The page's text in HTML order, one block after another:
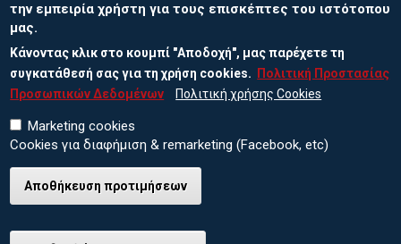
ΕΓΓΡΑΦΗ ΣΤΟ ΕΝΗΜΕΡΩΤΙΚΟ ΔΕΛΤΙΟ
Μείνετε ενημερωμένοι για τις νέες εκδόσεις μας και τις εκδηλώσεις
μας - εγγραφείτε στο ενημερωτικό μας δελτίο.
© 2026 ΕΚΔΟΣΕΙΣ ΚΨΜ
την εμπειρία χρήστη για τους επισκέπτες του ιστότοπου
μας.
Κάνοντας κλικ στο κουμπί "Αποδοχή", μας παρέχετε τη
συγκατάθεσή σας για τη χρήση cookies.
Πολιτική Προστασίας
Προσωπικών Δεδομένων
Πολιτική χρήσης Cookies
Marketing cookies
Cookies για διαφήμιση & remarketing (Facebook, etc)
Αποθήκευση προτιμήσεων